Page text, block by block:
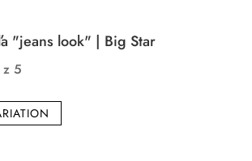
"jeans look" | Big Star
z 5